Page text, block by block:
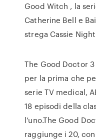
Good Witch , la
Catherine Bell e
strega Cassie
The Good Doctor
per la prima che
serie TV medical,
18 episodi della
l’uno.The Good
raggiunge i 20,